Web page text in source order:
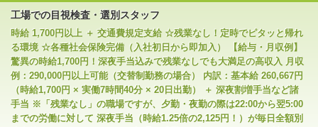
工場での目視検査・選別スタッフ
時給 1,700円以上 ＋ 交通費規定支給 ☆残業なし！定時でピタッと帰れ
る環境 ☆各種社会保険完備（入社初日から即加入） 【給与・月収例】
驚異の時給1,700円！深夜手当込みで残業なしでも大満足の高収入 月収
例：290,000円以上可能（交替制勤務の場合） 内訳：基本給 260,667円
（時給1,700円 × 実働7時間40分 × 20日出勤） ＋ 深夜割増手当など諸
手当 ※「残業なし」の職場ですが、夕勤・夜勤の際は22:00から翌5:00
までの労働に対して 深夜手当（時給1.25倍の2,125円！）が毎日全額別